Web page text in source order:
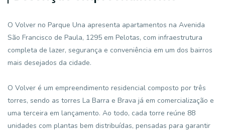
O Volver no Parque Una apresenta apartamentos na Avenida
São Francisco de Paula, 1295 em Pelotas, com infraestrutura
completa de lazer, segurança e conveniência em um dos bairros
mais desejados da cidade.
O Volver é um empreendimento residencial composto por três
torres, sendo as torres La Barra e Brava já em comercialização e
uma terceira em lançamento. Ao todo, cada torre reúne 88
unidades com plantas bem distribuídas, pensadas para garantir